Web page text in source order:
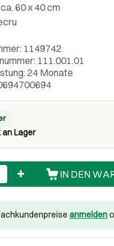
60 x 40 cm
1149742
111.001.01
24 Monate
an Lager
IN DEN
anmelden